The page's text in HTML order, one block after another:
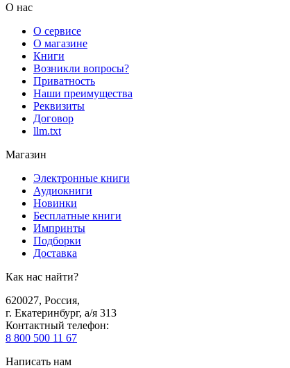
О нас
О сервисе
О магазине
Книги
Возникли вопросы?
Приватность
Наши преимущества
Реквизиты
Договор
llm.txt
Магазин
Электронные книги
Аудиокниги
Новинки
Бесплатные книги
Импринты
Подборки
Доставка
Как нас найти?
620027, Россия,
г. Екатеринбург, а/я 313
Контактный телефон:
8 800 500 11 67
Написать нам